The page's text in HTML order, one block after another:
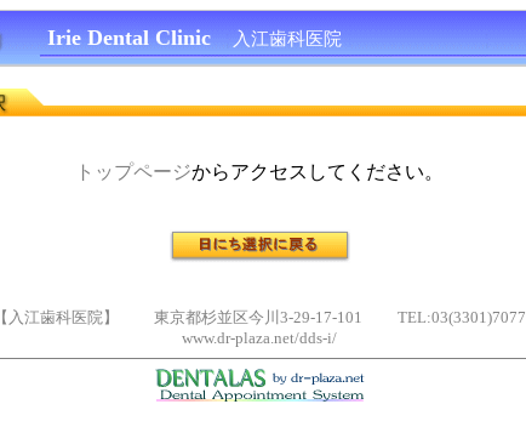
Irie Dental Clinic 入江歯科医院
トップページからアクセスしてください。
【入江歯科医院】 東京都杉並区今川3-29-17-101 TEL:03(3301)7077
www.dr-plaza.net/dds-i/